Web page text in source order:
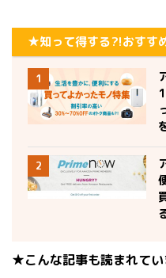
★知って得する?!おすす
1
2
★こんな記事も読まれて